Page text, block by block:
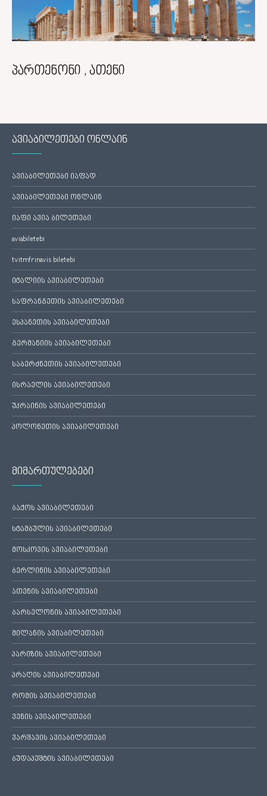
პართენონი , ათენი
ავიაბილეთები ონლაინ
ავიაბილეთები იაფად
ავიაბილეთები ონლაინ
იაფი ავია ბილეთები
aviabiletebi
tvitmfrinavis biletebi
იტალიის ავიაბილეთები
საფრანგეთის ავიაბილეთები
ესპანეთის ავიაბილეთები
გერმანიის ავიაბილეთები
საბერძნეთის ავიაბილეთები
ისრაელის ავიაბილეთები
უკრაინის ავიაბილეთები
პოლონეთის ავიაბილეთები
მიმართულებები
ბაქოს ავიაბილეთები
სტამბულის ავიაბილეთები
მოსკოვის ავიაბილეთები
ბერლინის ავიაბილეთები
ათენის ავიაბილეთები
ბარსელონის ავიაბილეთები
მილანის ავიაბილეთები
პარიზის ავიაბილეთები
პრაღის ავიაბილეთები
რომის ავიაბილეთები
ვენის ავიაბილეთები
ვარშავის ავიაბილეთები
ბუდაპეშტის ავიაბილეთები